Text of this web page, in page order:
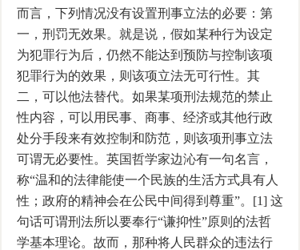
而言，下列情况没有设置刑事立法的必要：第
一，刑罚无效果。就是说，假如某种行为设定
为犯罪行为后，仍然不能达到预防与控制该项
犯罪行为的效果，则该项立法无可行性。其
二，可以他法替代。如果某项刑法规范的禁止
性内容，可以用民事、商事、经济或其他行政
处分手段来有效控制和防范，则该项刑事立法
可谓无必要性。英国哲学家边沁有一句名言，
称“温和的法律能使一个民族的生活方式具有人
性；政府的精神会在公民中间得到尊重”。[1] 这
句话可谓刑法所以要奉行“谦抑性”原则的法哲
学基本理论。故而，那种将人民群众的违法行